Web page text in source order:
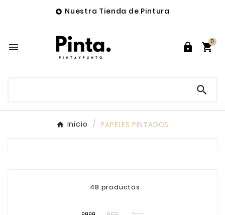
 Nuestra Tienda de Pintura
  
0

Inicio PAPELES PINTADOS
48 productos